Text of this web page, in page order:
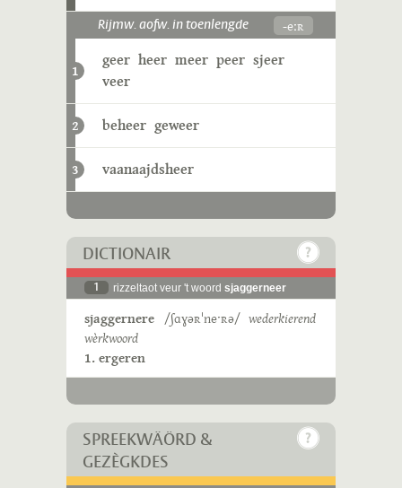
Rijmw. aofw. in toenlengde -eːʀ
1
geer heer meer peer sjeer
veer
2 beheer geweer
3 vaanaajdsheer
DICTIONAIR
1 rizzeltaot veur 't woord sjaggerneer
sjaggernere /ʃɑɣəʀˈneˑʀə/ wederkierend
wèrkwoord
1. ergeren
SPREEKWÄÖRD &
GEZÈGKDES